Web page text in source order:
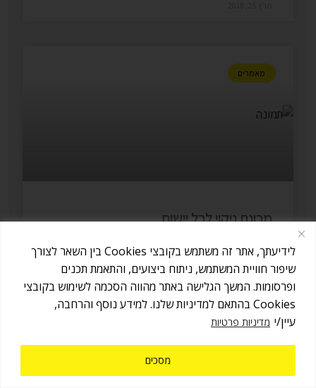
לידיעתך, אתר זה משתמש בקובצי Cookies בין השאר לצורך
שיפור חוויית המשתמש, ניתוח ביצועים, והתאמת תכנים
ופרסומות. המשך הגלישה באתר מהווה הסכמה לשימוש בקובצי
Cookies בהתאם למדיניות שלנו. למידע נוסף והרחבה,
עיין/י מדיניות פרטיות
מסכים
מאמרים
מכונת ניקוי לכל יישום
קרא עוד »
אז אולי אנחנו לא מחלקים כאן עוגיות,
וגם אם היו נשארים פירורים - יש לנו איך
לנקות אותם :)
אבל, אנחנו כן משתמשים בנתוני הגלישה
שלכם למקסימום באתר שלנו. תנו קליק
הבנתי